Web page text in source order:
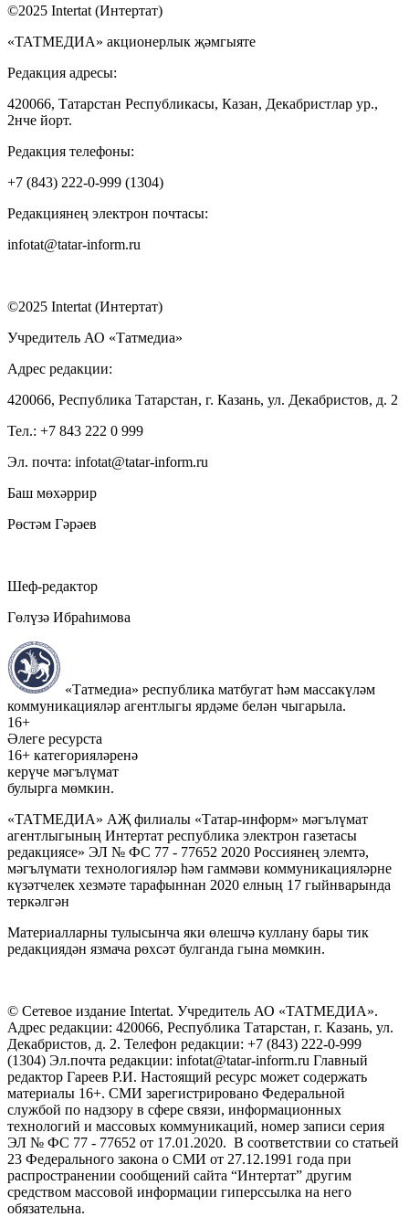
©2025 Intertat (Интертат)
«ТАТМЕДИА» акционерлык җәмгыяте
Редакция адресы:
420066, Татарстан Республикасы, Казан, Декабристлар ур.,
2нче йорт.
Редакция телефоны:
+7 (843) 222-0-999 (1304)
Редакциянең электрон почтасы:
infotat@tatar-inform.ru
©2025 Intertat (Интертат)
Учредитель АО «Татмедиа»
Адрес редакции:
420066, Республика Татарстан, г. Казань, ул. Декабристов, д. 2
Тел.: +7 843 222 0 999
Эл. почта: infotat@tatar-inform.ru
Баш мөхәррир
Рөстәм Гәрәев
Шеф-редактор
Гөлүзә Ибраһимова
«Татмедиа» республика матбугат һәм массакүләм
коммуникацияләр агентлыгы ярдәме белән чыгарыла.
16+
Әлеге ресурста
16+ категорияләренә
керүче мәгълүмат
булырга мөмкин.
«ТАТМЕДИА» АҖ филиалы «Татар-информ» мәгълүмат
агентлыгының Интертат республика электрон газетасы
редакциясе» ЭЛ № ФС 77 - 77652 2020 Россиянең элемтә,
мәгълүмати технологияләр һәм гаммәви коммуникацияләрне
күзәтчелек хезмәте тарафыннан 2020 елның 17 гыйнварында
теркәлгән
Материалларны тулысынча яки өлешчә куллану бары тик
редакциядән язмача рөхсәт булганда гына мөмкин.
© Сетевое издание Intertat. Учредитель АО «ТАТМЕДИА».
Адрес редакции: 420066, Республика Татарстан, г. Казань, ул.
Декабристов, д. 2. Телефон редакции: +7 (843) 222-0-999
(1304) Эл.почта редакции: infotat@tatar-inform.ru Главный
редактор Гареев Р.И. Настоящий ресурс может содержать
материалы 16+. СМИ зарегистрировано Федеральной
службой по надзору в сфере связи, информационных
технологий и массовых коммуникаций, номер записи серия
ЭЛ № ФС 77 - 77652 от 17.01.2020. В соответствии со статьей
23 Федерального закона о СМИ от 27.12.1991 года при
распространении сообщений сайта “Интертат” другим
средством массовой информации гиперссылка на него
обязательна.